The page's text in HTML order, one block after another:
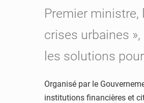
Premier ministre,
crises urbaines
les solutions
Organisé par le
institutions financières et